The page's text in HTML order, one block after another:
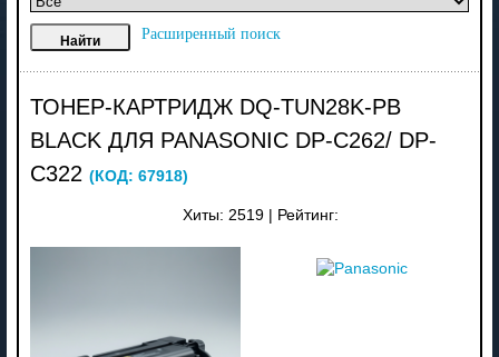
Расширенный поиск
ТОНЕР-КАРТРИДЖ DQ-TUN28K-PB
BLACK ДЛЯ PANASONIC DP-C262/ DP-
C322 (КОД: 67918)
Хиты: 2519 Рейтинг: